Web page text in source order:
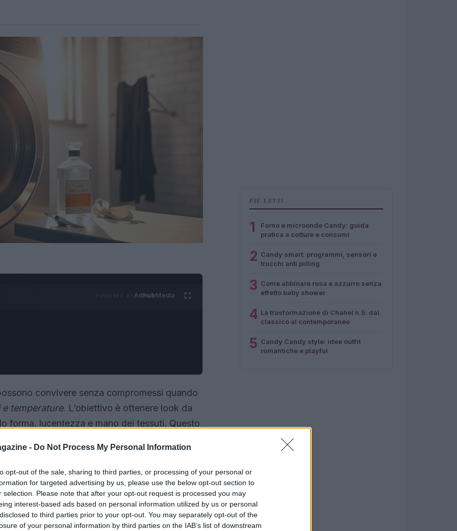
- Do Not Process My Personal Information
opt-out of the sale, sharing to third parties, or processing of your personal or
for targeted advertising by us, please use the below opt-out section to
selection. Please note that after your opt-out request is processed you may
interest-based ads based on personal information utilized by us or personal
to third parties prior to your opt-out. You may separately opt-out of the
of your personal information by third parties on the IAB’s list of downstream
AdhubMedia
convivere senza compromessi quando
temperature. L’obiettivo è ottenere look da
forma, lucentezza e mano dei tessuti. Questo
della meccanica di lavaggio e cura nella fase
PIÙ LETTI
1
Forno e microonde Candy: guida
pratica a cotture e consumi
2 Candy smart: programmi, sensori e
trucchi anti pilling
3 Come abbinare rosa e azzurro senza
effetto baby shower
4 La trasformazione di Chanel n.5: dal
classico al contemporaneo
5 Candy Candy style: idee outfit
romantiche e playful